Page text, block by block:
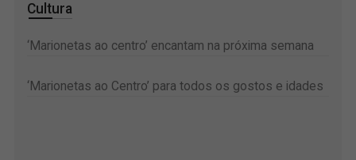
Cultura
‘Marionetas ao centro’ encantam na próxima semana
‘Marionetas ao Centro’ para todos os gostos e idades